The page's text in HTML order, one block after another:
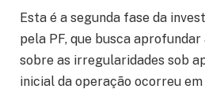
Esta é a segunda fase da
pela PF, que busca
sobre as irregularidades sob
inicial da operação ocorreu